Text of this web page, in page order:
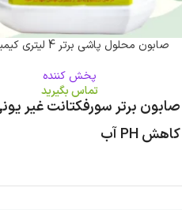
صابون محلول پاشی برتر 4 لیتری کیمیاسبزآور
پخش کننده
تماس بگیرید
صابون برتر سورفکتانت غیر
کاهش PH آب
پاش